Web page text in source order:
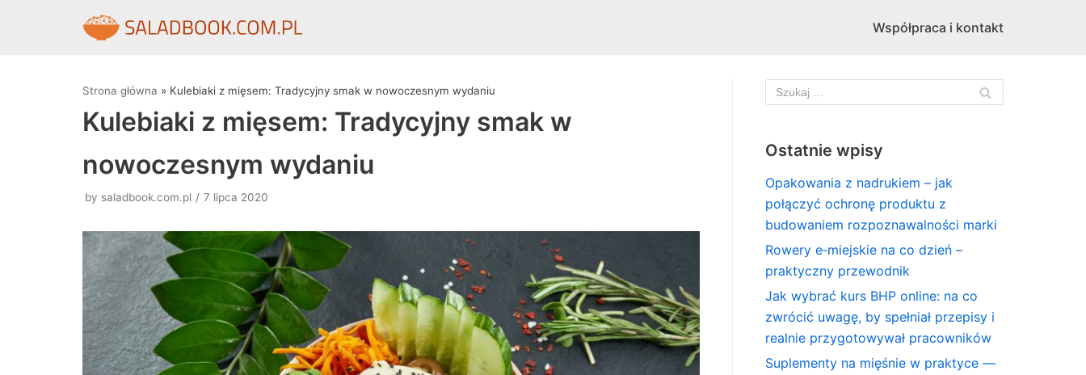
Współpraca i kontakt
Strona główna » Kulebiaki z mięsem: Tradycyjny smak w nowoczesnym wydaniu
Kulebiaki z mięsem: Tradycyjny smak w
nowoczesnym wydaniu
by saladbook.com.pl 7 lipca 2020
Ostatnie wpisy
Opakowania z nadrukiem – jak
połączyć ochronę produktu z
budowaniem rozpoznawalności marki
Rowery e‑miejskie na co dzień –
praktyczny przewodnik
Jak wybrać kurs BHP online: na co
zwrócić uwagę, by spełniał przepisy i
realnie przygotowywał pracowników
Suplementy na mięśnie w praktyce —